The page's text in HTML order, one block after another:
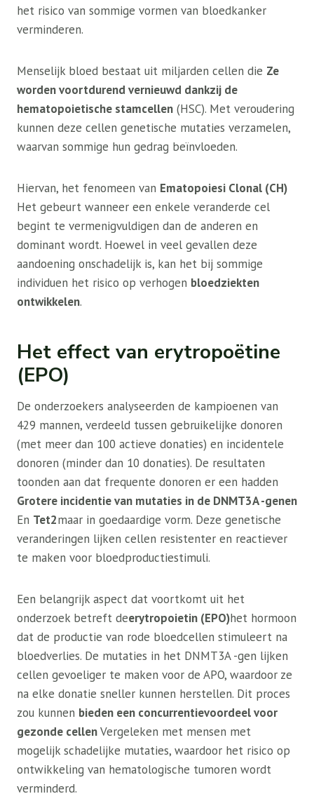
het risico van sommige vormen van bloedkanker
verminderen.
Menselijk bloed bestaat uit miljarden cellen die Ze
worden voortdurend vernieuwd dankzij de
hematopoietische stamcellen (HSC). Met veroudering
kunnen deze cellen genetische mutaties verzamelen,
waarvan sommige hun gedrag beïnvloeden.
Hiervan, het fenomeen van Ematopoiesi Clonal (CH)
Het gebeurt wanneer een enkele veranderde cel
begint te vermenigvuldigen dan de anderen en
dominant wordt. Hoewel in veel gevallen deze
aandoening onschadelijk is, kan het bij sommige
individuen het risico op verhogen bloedziekten
ontwikkelen.
Het effect van erytropoëtine
(EPO)
De onderzoekers analyseerden de kampioenen van
429 mannen, verdeeld tussen gebruikelijke donoren
(met meer dan 100 actieve donaties) en incidentele
donoren (minder dan 10 donaties). De resultaten
toonden aan dat frequente donoren er een hadden
Grotere incidentie van mutaties in de DNMT3A -genen
En Tet2maar in goedaardige vorm. Deze genetische
veranderingen lijken cellen resistenter en reactiever
te maken voor bloedproductiestimuli.
Een belangrijk aspect dat voortkomt uit het
onderzoek betreft deerytropoietin (EPO)het hormoon
dat de productie van rode bloedcellen stimuleert na
bloedverlies. De mutaties in het DNMT3A -gen lijken
cellen gevoeliger te maken voor de APO, waardoor ze
na elke donatie sneller kunnen herstellen. Dit proces
zou kunnen bieden een concurrentievoordeel voor
gezonde cellenVergeleken met mensen met
mogelijk schadelijke mutaties, waardoor het risico op
ontwikkeling van hematologische tumoren wordt
verminderd.